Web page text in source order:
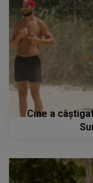
Cine a